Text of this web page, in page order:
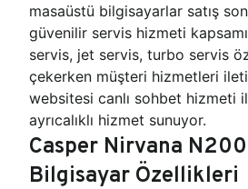
masaüstü bilgisayarlar satış
güvenilir servis hizmeti
servis, jet servis, turbo servis
çekerken müşteri hizmetleri
websitesi canlı sohbet hizmeti
ayrıcalıklı hizmet sunuyor.
Casper Nirvana
Bilgisayar Özellikleri